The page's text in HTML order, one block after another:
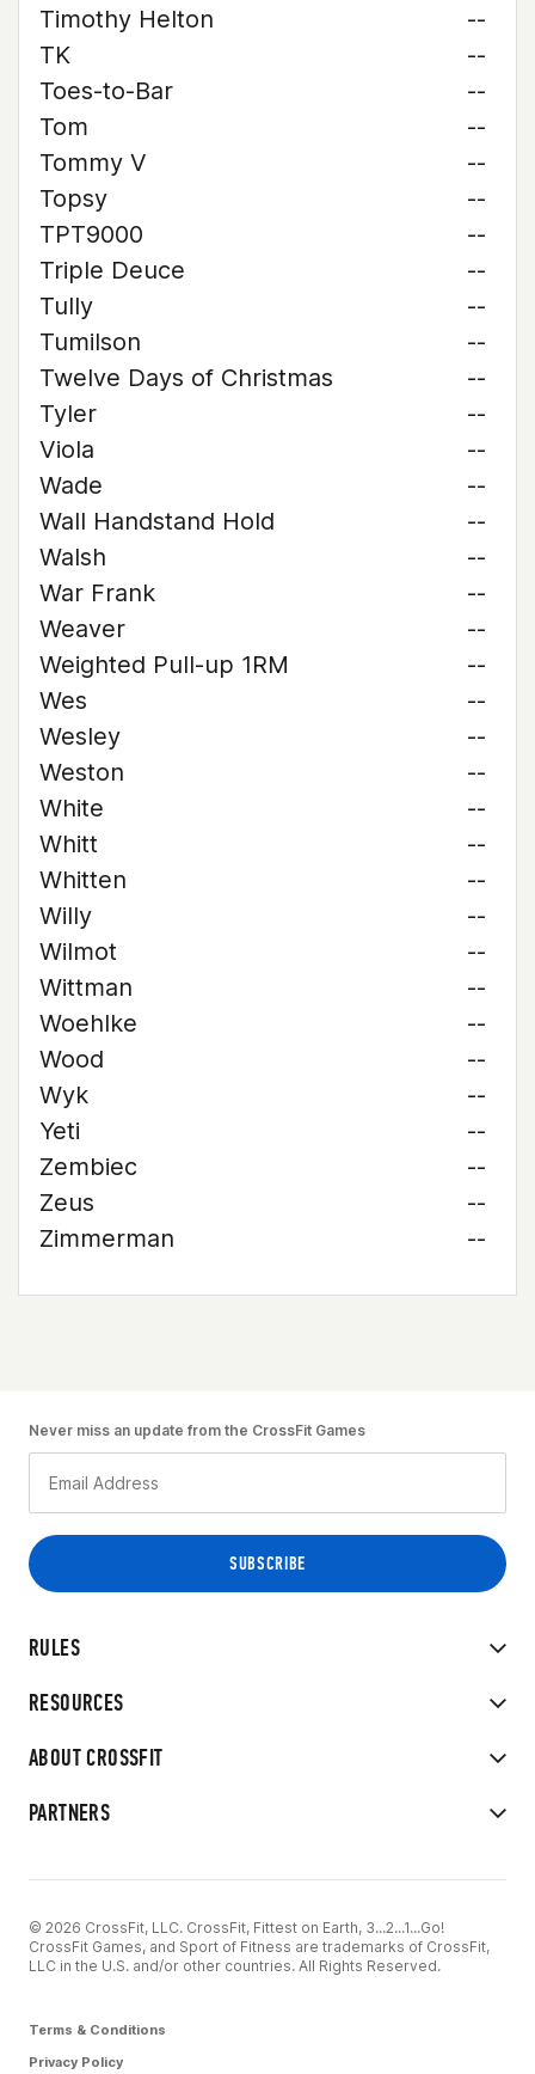
Timothy Helton
--
TK
--
Toes-to-Bar
--
Tom
--
Tommy V
--
Topsy
--
TPT9000
--
Triple Deuce
--
Tully
--
Tumilson
--
Twelve Days of Christmas
--
Tyler
--
Viola
--
Wade
--
Wall Handstand Hold
--
Walsh
--
War Frank
--
Weaver
--
Weighted Pull-up 1RM
--
Wes
--
Wesley
--
Weston
--
White
--
Whitt
--
Whitten
--
Willy
--
Wilmot
--
Wittman
--
Woehlke
--
Wood
--
Wyk
--
Yeti
--
Zembiec
--
Zeus
--
Zimmerman
--
RULES
RESOURCES
ABOUT CROSSFIT
PARTNERS
Never miss an update from the CrossFit Games
© 2026 CrossFit, LLC. CrossFit, Fittest on Earth, 3...2...1...Go!
CrossFit Games, and Sport of Fitness are trademarks of CrossFit,
LLC in the U.S. and/or other countries. All Rights Reserved.
Terms & Conditions
Privacy Policy